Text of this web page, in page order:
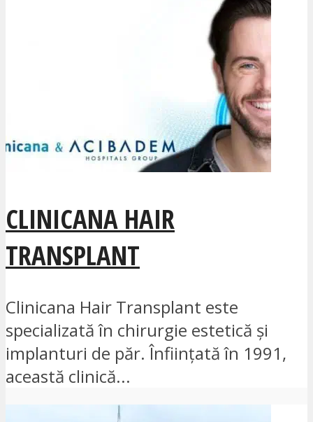
CLINICANA HAIR
TRANSPLANT
Clinicana Hair Transplant este
specializată în chirurgie estetică și
implanturi de păr. Înființată în 1991,
această clinică...